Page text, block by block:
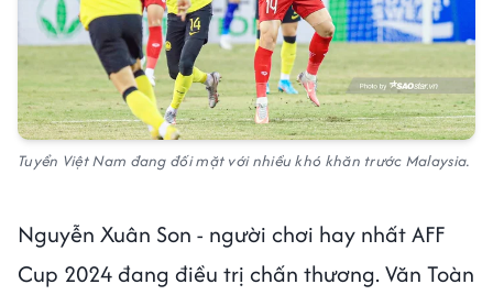
Tuyển Việt Nam đang đối mặt với nhiều khó khăn trước Malaysia.
Nguyễn Xuân Son - người chơi hay nhất AFF
Cup 2024 đang điều trị chấn thương. Văn Toàn